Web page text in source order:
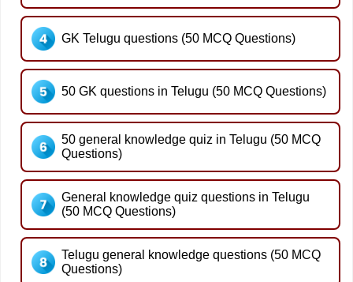
GK Telugu questions (50 MCQ Questions)
50 GK questions in Telugu (50 MCQ Questions)
50 general knowledge quiz in Telugu (50 MCQ
Questions)
General knowledge quiz questions in Telugu
(50 MCQ Questions)
Telugu general knowledge questions (50 MCQ
Questions)